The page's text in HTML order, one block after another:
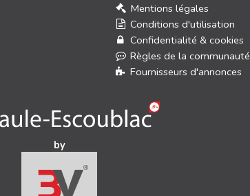
Mentions légales
Conditions d'utilisation
Confidentialité & cookies
Règles de la communauté
Fournisseurs d'annonces
by